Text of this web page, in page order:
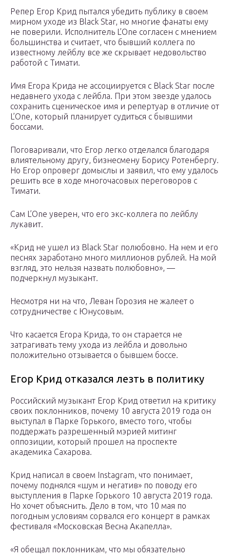
Репер Егор Крид пытался убедить публику в своем
мирном уходе из Black Star, но многие фанаты ему
не поверили. Исполнитель L’One согласен с мнением
большинства и считает, что бывший коллега по
известному лейблу все же скрывает недовольство
работой с Тимати.
Имя Егора Крида не ассоциируется с Black Star после
недавнего ухода с лейбла. При этом звезде удалось
сохранить сценическое имя и репертуар в отличие от
L’One, который планирует судиться с бывшими
боссами.
Поговаривали, что Егор легко отделался благодаря
влиятельному другу, бизнесмену Борису Ротенбергу.
Но Егор опроверг домыслы и заявил, что ему удалось
решить все в ходе многочасовых переговоров с
Тимати.
Сам L’One уверен, что его экс-коллега по лейблу
лукавит.
«Крид не ушел из Black Star полюбовно. На нем и его
песнях заработано много миллионов рублей. На мой
взгляд, это нельзя назвать полюбовно», —
подчеркнул музыкант.
Несмотря ни на что, Леван Горозия не жалеет о
сотрудничестве с Юнусовым.
Что касается Егора Крида, то он старается не
затрагивать тему ухода из лейбла и довольно
положительно отзывается о бывшем боссе.
Егор Крид отказался лезть в политику
Российский музыкант Егор Крид ответил на критику
своих поклонников, почему 10 августа 2019 года он
выступал в Парке Горького, вместо того, чтобы
поддержать разрешенный мэрией митинг
оппозиции, который прошел на проспекте
академика Сахарова.
Крид написал в своем Instagram, что понимает,
почему поднялся «шум и негатив» по поводу его
выступления в Парке Горького 10 августа 2019 года.
Но хочет объяснить. Дело в том, что 10 мая по
погодным условиям сорвался его концерт в рамках
фестиваля «Московская Весна Акапелла».
«Я обещал поклонникам, что мы обязательно